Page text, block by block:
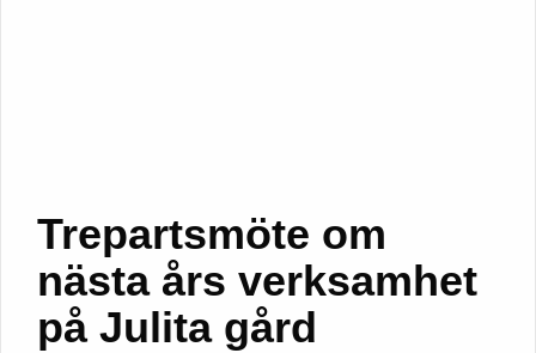
Trepartsmöte om
nästa års verksamhet
på Julita gård